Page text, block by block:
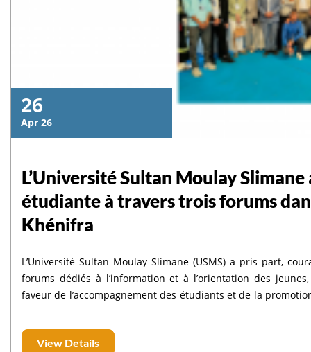
26
Apr 26
L’Université Sultan Moulay
étudiante à travers trois forums
Khénifra
L’Université Sultan Moulay Slimane (USMS) a pris part,
forums dédiés à l’information et à l’orientation des
faveur de l’accompagnement des étudiants et de la promotion de
Mellal, ainsi que des Forums de l’information et de
organisés respectivement à Khouribga et à Khénifra.
View Details